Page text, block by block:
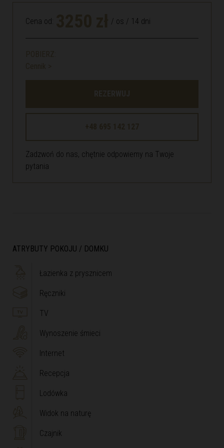
Cena od: / os / 14 dni
Zadzwoń do nas, chętnie odpowiemy na Twoje
pytania
ATRYBUTY POKOJU / DOMKU
Łazienka z prysznicem
Ręczniki
TV
Wynoszenie śmieci
Internet
Recepcja
Lodówka
Widok na naturę
Czajnik